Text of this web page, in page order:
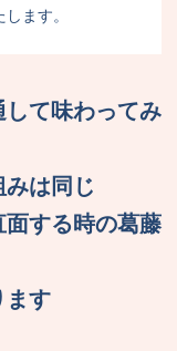
ます。
て味わってみ
は同じ
する時の葛藤
ます